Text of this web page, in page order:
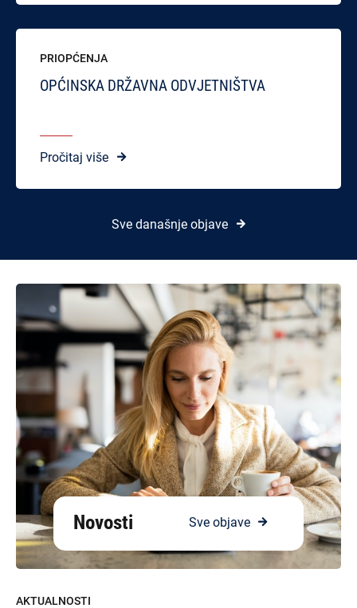
Sve današnje objave
PRIOPĆENJA
OPĆINSKA DRŽAVNA ODVJETNIŠTVA
Pročitaj više
Novosti Sve objave
AKTUALNOSTI